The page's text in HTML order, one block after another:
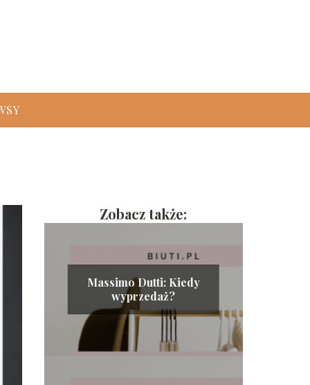
Zobacz także:
Massimo Dutti: Kiedy
wyprzedaż?